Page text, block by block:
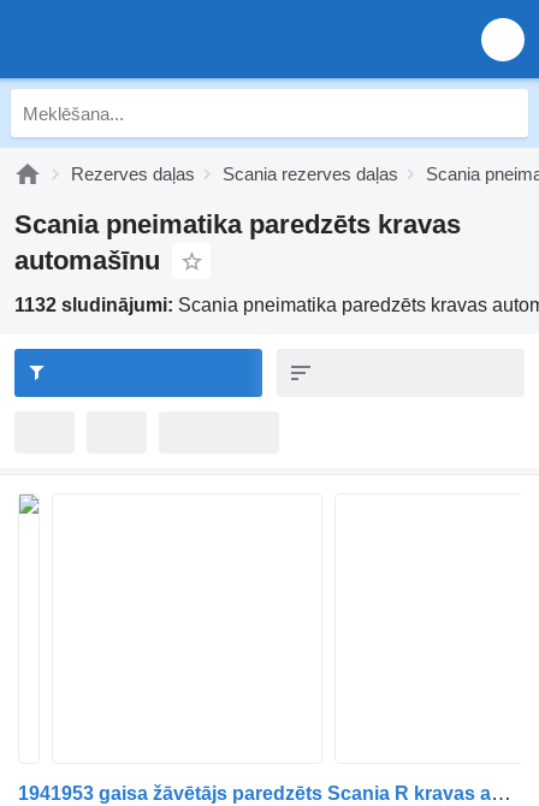
Rezerves daļas Scania rezerves daļas Scania
Scania pneimatika paredzēts kravas
automašīnu
1132 sludinājumi: Scania pneimatika paredzēts kravas
1941953 gaisa žāvētājs paredzēts Scania R kravas automašīnas